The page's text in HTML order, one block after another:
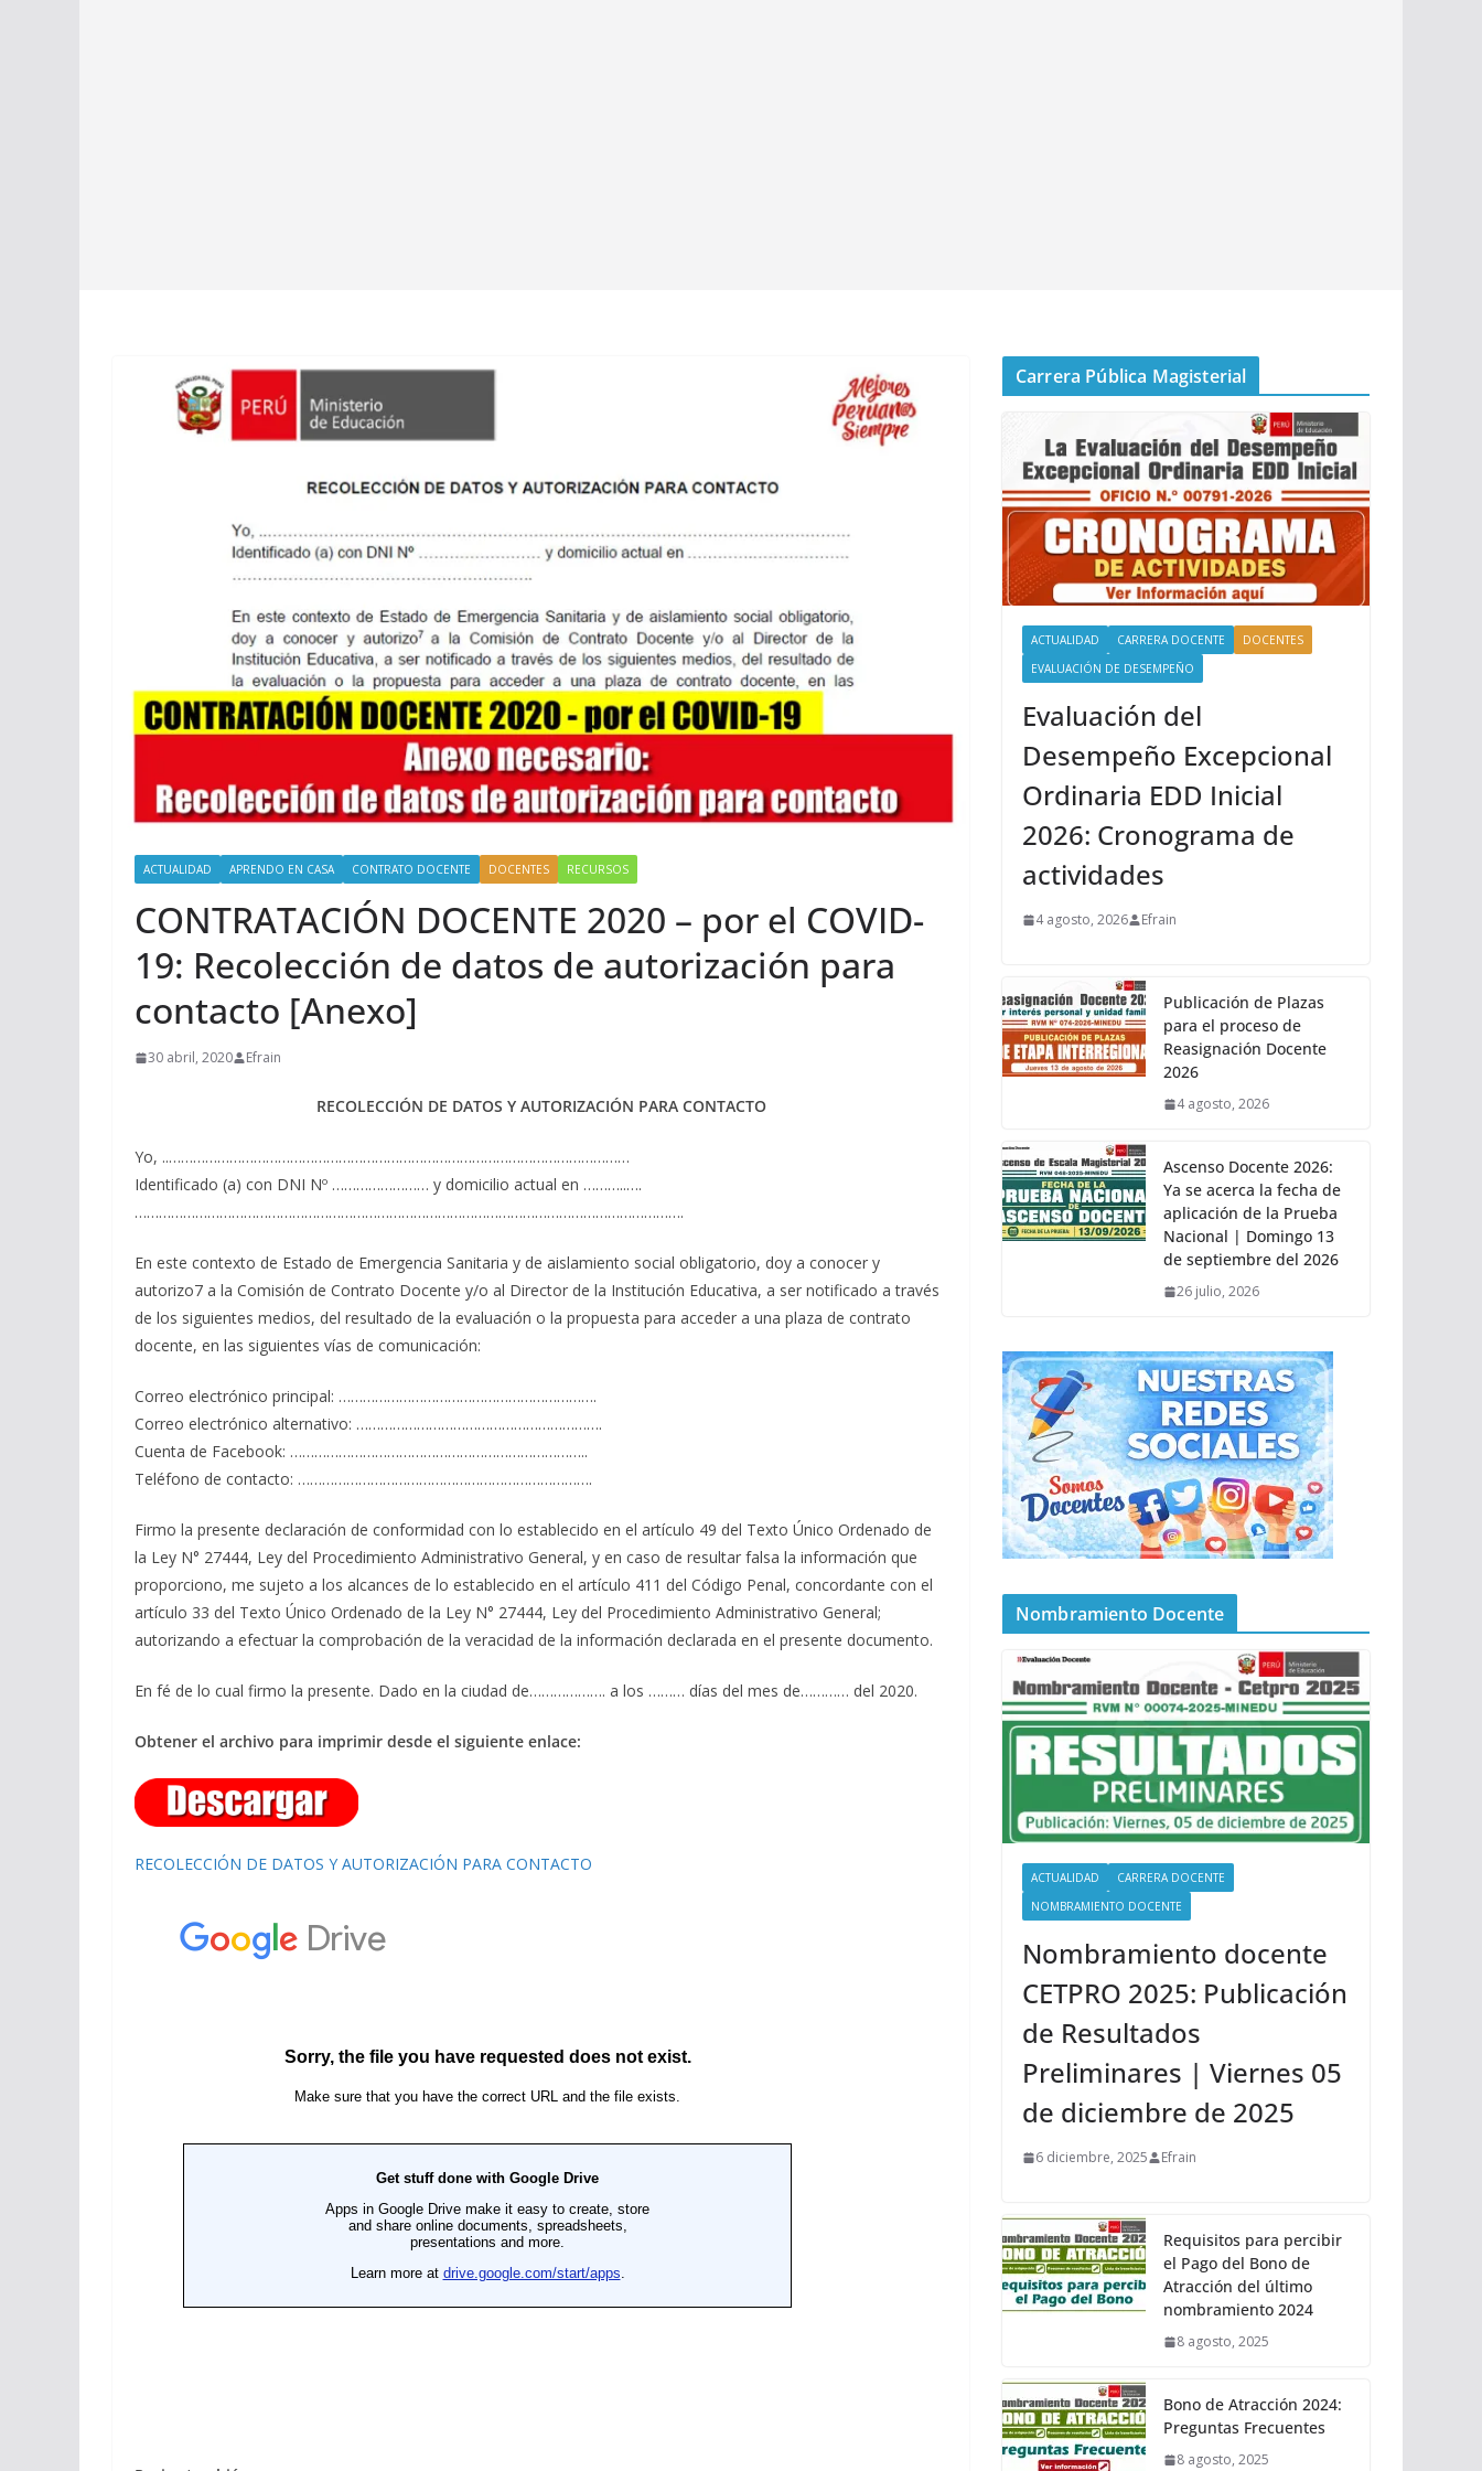
ACTUALIDAD APRENDO EN CASA CONTRATO DOCENTE DOCENTES RECURSOS
CONTRATACIÓN DOCENTE 2020 – por el COVID-
19: Recolección de datos de autorización para
contacto [Anexo]
30 abril, 2020 Efrain
RECOLECCIÓN DE DATOS Y AUTORIZACIÓN PARA CONTACTO
Yo, ..……………………………………………………………………………………………………
Identificado (a) con DNI Nº …………………… y domicilio actual en ………..….
……………………………………………………………………………………………………………………….
En este contexto de Estado de Emergencia Sanitaria y de aislamiento social obligatorio, doy a conocer y
autorizo7 a la Comisión de Contrato Docente y/o al Director de la Institución Educativa, a ser notificado a través
de los siguientes medios, del resultado de la evaluación o la propuesta para acceder a una plaza de contrato
docente, en las siguientes vías de comunicación:
Correo electrónico principal: ……………………………………………………….
Correo electrónico alternativo: …………………………………………………….
Cuenta de Facebook: ………………………………………………………………..
Teléfono de contacto: ……………………………………………………………….
Firmo la presente declaración de conformidad con lo establecido en el artículo 49 del Texto Único Ordenado de
la Ley N° 27444, Ley del Procedimiento Administrativo General, y en caso de resultar falsa la información que
proporciono, me sujeto a los alcances de lo establecido en el artículo 411 del Código Penal, concordante con el
artículo 33 del Texto Único Ordenado de la Ley N° 27444, Ley del Procedimiento Administrativo General;
autorizando a efectuar la comprobación de la veracidad de la información declarada en el presente documento.
En fé de lo cual firmo la presente. Dado en la ciudad de………………. a los ……… días del mes de………… del 2020.
Obtener el archivo para imprimir desde el siguiente enlace:
RECOLECCIÓN DE DATOS Y AUTORIZACIÓN PARA CONTACTO
Carrera Pública Magisterial
ACTUALIDAD CARRERA DOCENTE
DOCENTES
EVALUACIÓN DE DESEMPEÑO
Evaluación del
Desempeño Excepcional
Ordinaria EDD Inicial
2026: Cronograma de
actividades
4 agosto, 2026 Efrain
Publicación de Plazas
para el proceso de
Reasignación Docente
2026
4 agosto, 2026
Ascenso Docente 2026:
Ya se acerca la fecha de
aplicación de la Prueba
Nacional | Domingo 13
de septiembre del 2026
26 julio, 2026
Nombramiento Docente
ACTUALIDAD
CARRERA DOCENTE
NOMBRAMIENTO DOCENTE
Nombramiento docente
CETPRO 2025: Publicación
de Resultados
Preliminares | Viernes 05
de diciembre de 2025
6 diciembre, 2025 Efrain
Requisitos para percibir
el Pago del Bono de
Atracción del último
nombramiento 2024
8 agosto, 2025
Bono de Atracción 2024:
Preguntas Frecuentes
8 agosto, 2025